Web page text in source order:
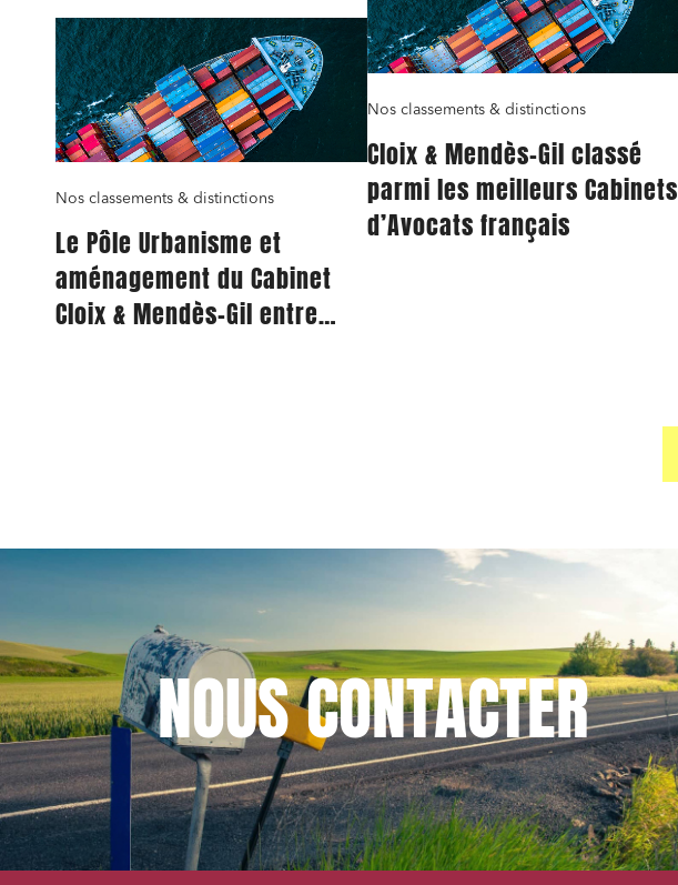
Nos classements & distinctions
Le Pôle Urbanisme et
aménagement du Cabinet
Cloix & Mendès-Gil entre
Nos classements & distinctions
Cloix & Mendès-Gil classé
parmi les meilleurs Cabinets
d’Avocats français
NOUSCONTACTER